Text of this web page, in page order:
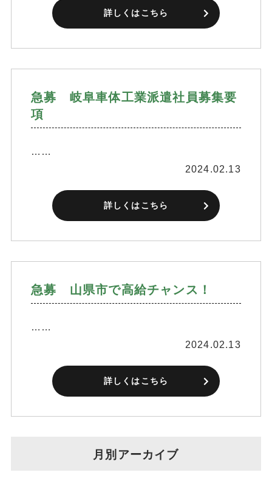
詳しくはこちら
急募 岐阜車体工業派遣社員募集要
項
……
2024.02.13
詳しくはこちら
急募 山県市で高給チャンス！
……
2024.02.13
詳しくはこちら
月別アーカイブ